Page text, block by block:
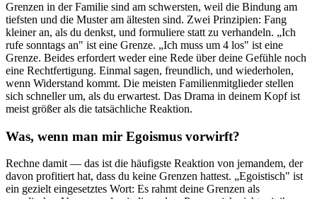
Grenzen in der Familie sind am schwersten, weil die Bindung am
tiefsten und die Muster am ältesten sind. Zwei Prinzipien: Fang
kleiner an, als du denkst, und formuliere statt zu verhandeln. „Ich
rufe sonntags an" ist eine Grenze. „Ich muss um 4 los" ist eine
Grenze. Beides erfordert weder eine Rede über deine Gefühle noch
eine Rechtfertigung. Einmal sagen, freundlich, und wiederholen,
wenn Widerstand kommt. Die meisten Familienmitglieder stellen
sich schneller um, als du erwartest. Das Drama in deinem Kopf ist
meist größer als die tatsächliche Reaktion.
Was, wenn man mir Egoismus vorwirft?
Rechne damit — das ist die häufigste Reaktion von jemandem, der
davon profitiert hat, dass du keine Grenzen hattest. „Egoistisch" ist
ein gezielt eingesetztes Wort: Es rahmt deine Grenzen als